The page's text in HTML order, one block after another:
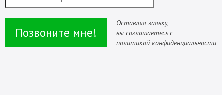
Позвоните мне!
Оставляя заявку,
вы соглашаетесь с
политикой конфиденциальности